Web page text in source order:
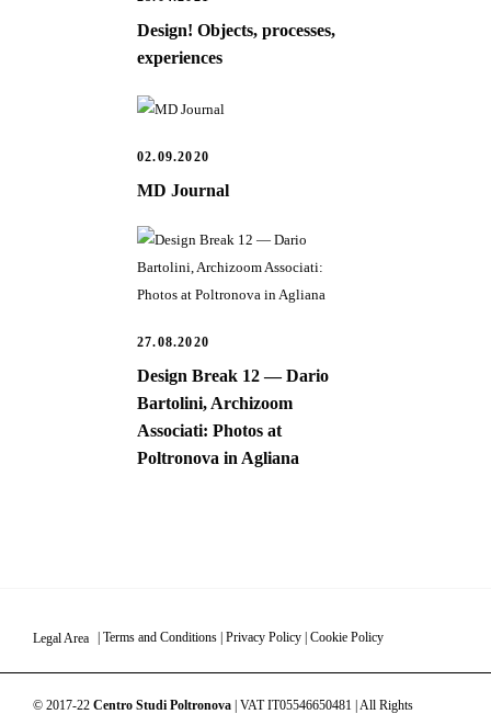
Design! Objects, processes,
experiences
02.09.2020
MD Journal
27.08.2020
Design Break 12 — Dario
Bartolini, Archizoom
Associati: Photos at
Poltronova in Agliana
Legal Area Terms and Conditions Privacy Policy Cookie Policy
© 2017-22 Centro Studi Poltronova | VAT IT05546650481 | All Rights